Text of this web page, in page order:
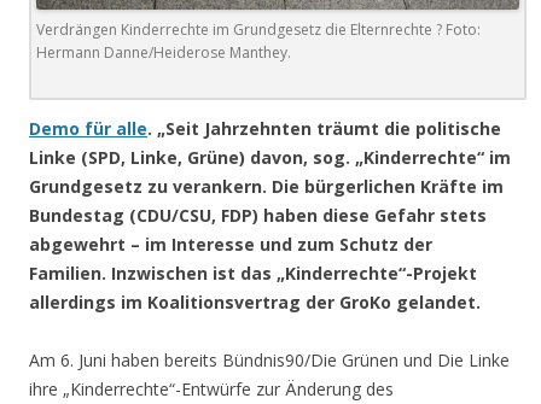
Verdrängen Kinderrechte im Grundgesetz die Elternrechte ? Foto:
Hermann Danne/Heiderose Manthey.
Demo für alle. „Seit Jahrzehnten träumt die politische
Linke (SPD, Linke, Grüne) davon, sog. „Kinderrechte“ im
Grundgesetz zu verankern. Die bürgerlichen Kräfte im
Bundestag (CDU/CSU, FDP) haben diese Gefahr stets
abgewehrt – im Interesse und zum Schutz der
Familien. Inzwischen ist das „Kinderrechte“-Projekt
allerdings im Koalitionsvertrag der GroKo gelandet.
Am 6. Juni haben bereits Bündnis90/Die Grünen und Die Linke
ihre „Kinderrechte“-Entwürfe zur Änderung des